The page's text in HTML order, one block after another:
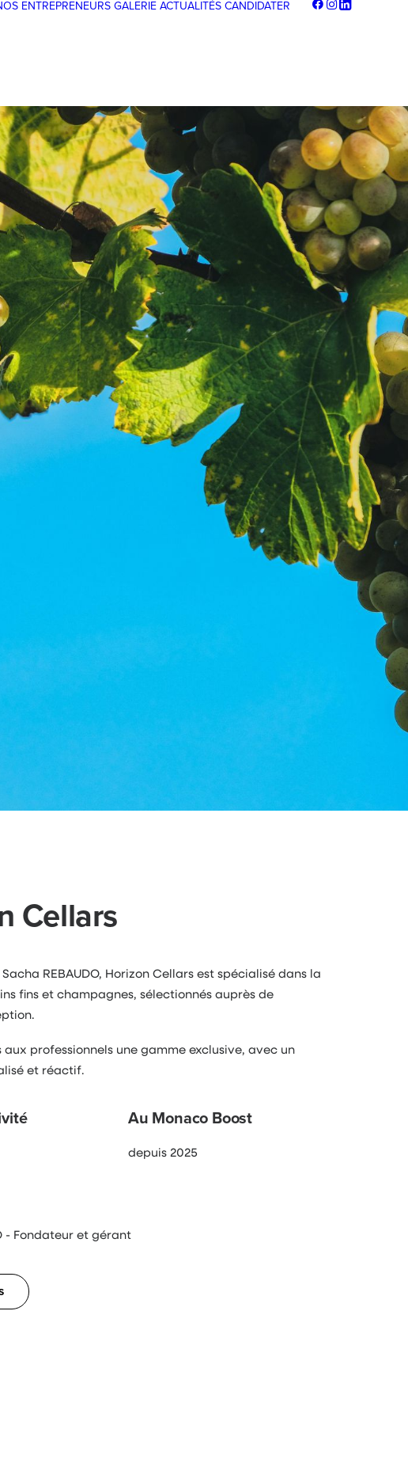
ENTREPRENEURSGALERIE ACTUALITÉS CANDIDATER
Cellars
REBAUDO, Horizon Cellars est spécialisé dans la
fins et champagnes, sélectionnés auprès de
aux professionnels une gamme exclusive, avec un
et réactif.
Au Monaco Boost
depuis 2025
- Fondateur et gérant